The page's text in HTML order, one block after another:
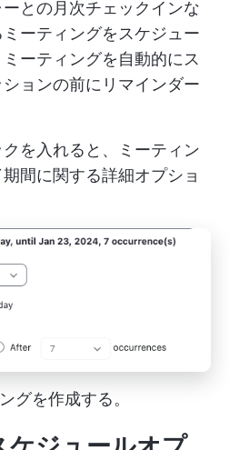
との月次チェックインな
ーティングをスケジュー
ーティングを自動的にス
ョンの前にリマインダー
を入れると、ミーティン
間に関する詳細オプショ
グを作成する。